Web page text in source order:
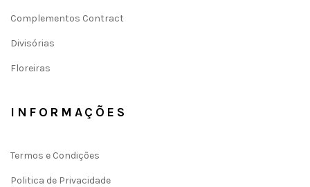
Complementos Contract
Divisórias
Floreiras
INFORMAÇÕES
Termos e Condições
Politica de Privacidade